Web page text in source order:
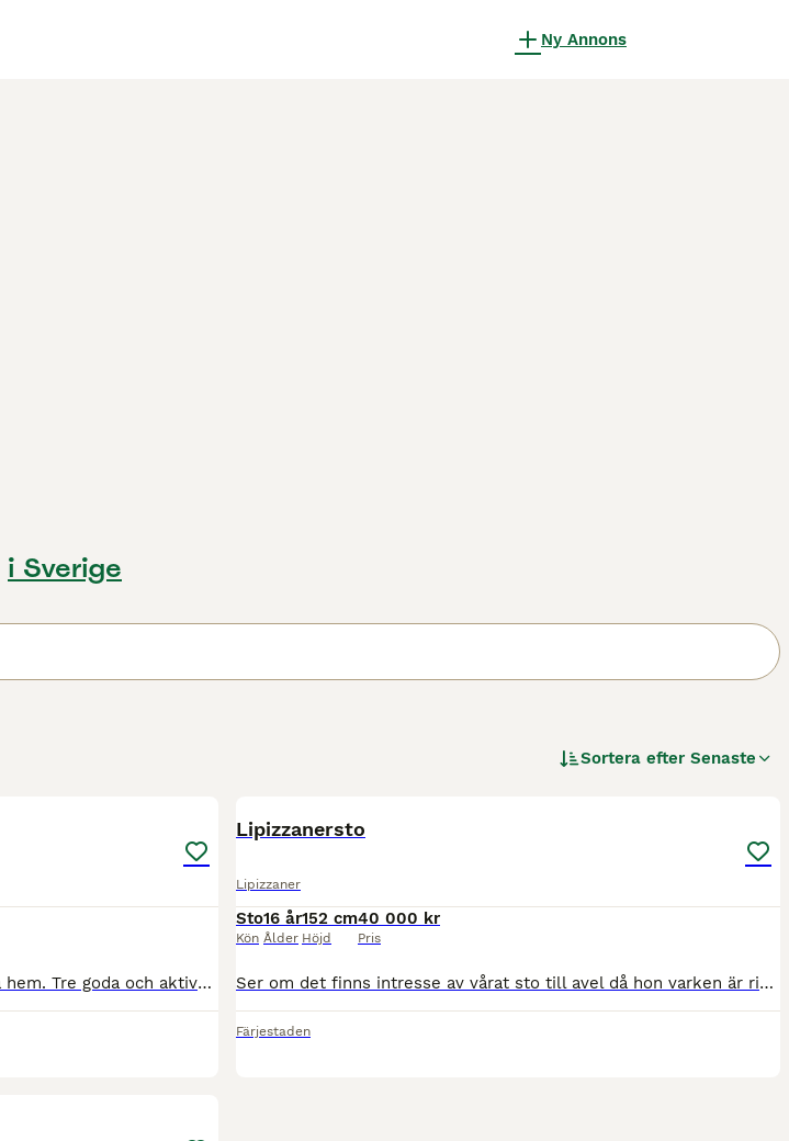
Ny Annons
i Sverige
Sortera efter Senaste
Nyfiken och social tjej letar efter sitt nya hem. Tre goda och aktiva gångarter och ett mycket trevligt lynne. Kommer alltid fram först i hagen, helst med ett litet gnägg och vill ha både kel och vill
Lipizzanersto
Lipizzaner
Sto
Kön
16 år
Ålder
152 cm
Höjd
40 000 kr
Pris
Ser om det finns intresse av vårat sto till avel då hon varken är riden eller körd men har flera i släkten som vi har tävlat i körning, dressyr, hoppning o fälttävlan Kontakt i första hand på meddelan
Färjestaden